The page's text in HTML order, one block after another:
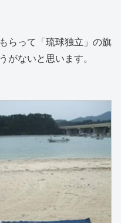
らって「琉球独立」の旗
がないと思います。